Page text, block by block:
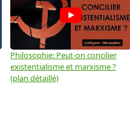
Philosophie: Peut-on concilier
existentialisme et marxisme ?
(plan détaillé)